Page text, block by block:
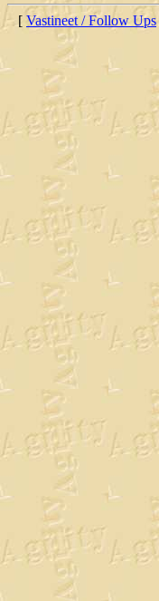
[ Vastineet / Follow Ups